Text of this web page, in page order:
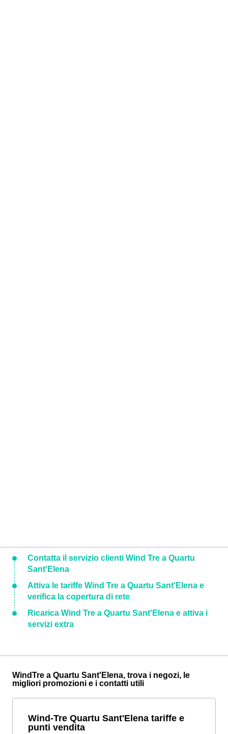
Contatta il servizio clienti Wind Tre a Quartu
Sant'Elena
Attiva le tariffe Wind Tre a Quartu Sant'Elena e
verifica la copertura di rete
Ricarica Wind Tre a Quartu Sant'Elena e attiva i
servizi extra
WindTre a Quartu Sant'Elena, trova i negozi, le
migliori promozioni e i contatti utili
Wind-Tre Quartu Sant'Elena tariffe e
punti vendita